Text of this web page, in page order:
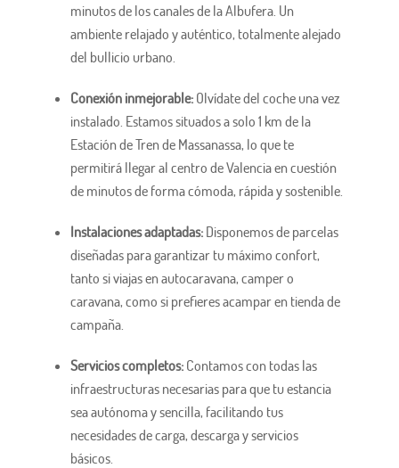
minutos de los canales de la Albufera. Un
ambiente relajado y auténtico, totalmente alejado
del bullicio urbano.
Conexión inmejorable:Olvídate del coche una vez
instalado. Estamos situados a solo 1 km de la
Estación de Tren de Massanassa, lo que te
permitirá llegar al centro de Valencia en cuestión
de minutos de forma cómoda, rápida y sostenible.
Instalaciones adaptadas:Disponemos de parcelas
diseñadas para garantizar tu máximo confort,
tanto si viajas en autocaravana, camper o
caravana, como si prefieres acampar en tienda de
campaña.
Servicios completos:Contamos con todas las
infraestructuras necesarias para que tu estancia
sea autónoma y sencilla, facilitando tus
necesidades de carga, descarga y servicios
básicos.